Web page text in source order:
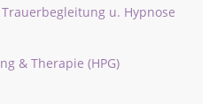
u. Hypnose
& Therapie (HPG)